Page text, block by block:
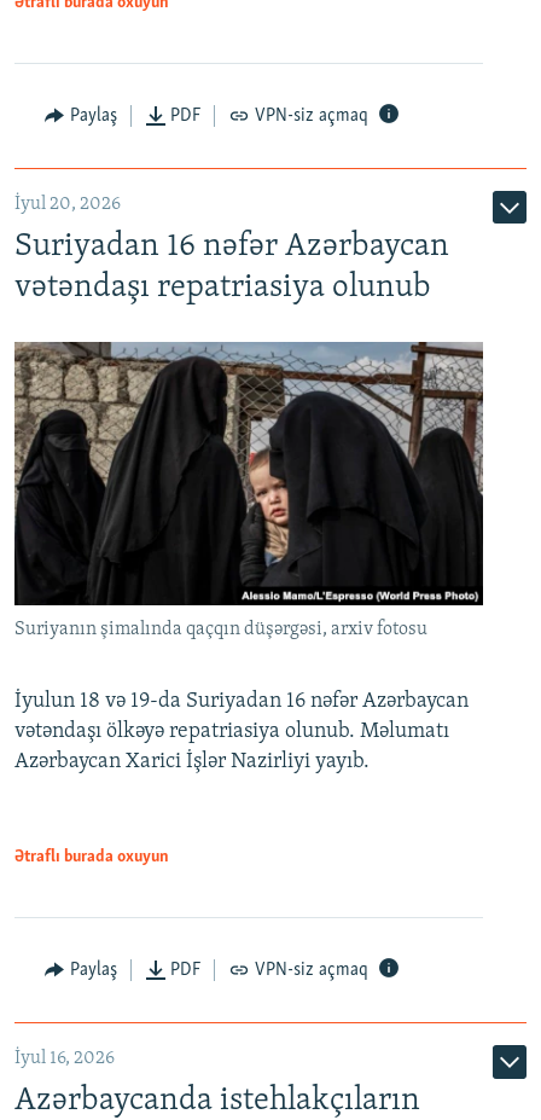
Auto
Paylaş PDF VPN-siz açmaq
İyul 20, 2026
Suriyadan 16 nəfər Azərbaycan
vətəndaşı repatriasiya olunub
Suriyanın şimalında qaçqın düşərgəsi, arxiv fotosu
İyulun 18 və 19-da Suriyadan 16 nəfər Azərbaycan
vətəndaşı ölkəyə repatriasiya olunub. Məlumatı
Azərbaycan Xarici İşlər Nazirliyi yayıb.
Ətraflı burada oxuyun
Paylaş PDF VPN-siz açmaq
İyul 16, 2026
Azərbaycanda istehlakçıların